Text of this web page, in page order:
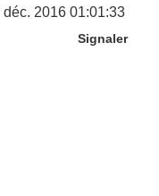
déc. 2016 01:01:33
Signaler